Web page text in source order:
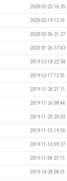
2020-02-25 16:35
2020-02-19 12:51
2020-02-06 21:27
2020-01-26 17:43
2019-12-18 22:58
2019-12-17 12:01
2019-11-28 21:11
2019-11-26 08:46
2019-11-20 20:02
2019-11-15 19:56
2019-11-10 09:27
2019-11-04 07:11
2019-10-28 08:51